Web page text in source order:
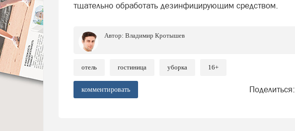
тщательно обработать дезинфицирующим средством.
Автор: Владимир Кротышев
отель гостиница уборка 16+
комментировать Поделиться: